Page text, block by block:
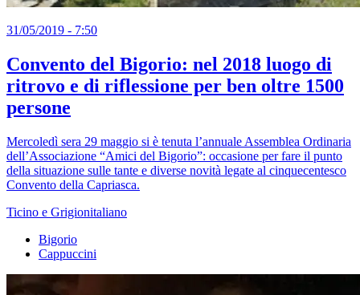
31/05/2019 - 7:50
Convento del Bigorio: nel 2018 luogo di
ritrovo e di riflessione per ben oltre 1500
persone
Mercoledì sera 29 maggio si è tenuta l’annuale Assemblea Ordinaria
dell’Associazione “Amici del Bigorio”: occasione per fare il punto
della situazione sulle tante e diverse novità legate al cinquecentesco
Convento della Capriasca.
Ticino e Grigionitaliano
Bigorio
Cappuccini